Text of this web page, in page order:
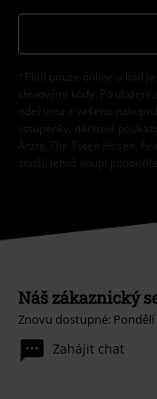
*Platí pouze online a kód
slevovými kódy. Po
odečtena z vašeho
vstupenky, dárkové
Ärzte, Die Toten Hosen,
zboží, jehož koupí
Náš zákaznický
Znovu dostupné: Pondělí
Zahájit chat